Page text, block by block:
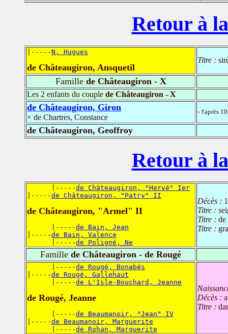
Retour à
|-----N, Hugues
de Châteaugiron, Ansquetil
Titre :
Famillede Châteaugiron - X
Les 2 enfants du couple de Châteaugiron - X
de Châteaugiron, Giron
× de Chartres, Constance
- †après
de Châteaugiron, Geoffroy
Retour à
      |-----
de Châteaugiron, "Hervé" Ier
|-----de Châteaugiron, "Patry" II
de Châteaugiron, "Armel" II
      |-----
de Bain, Jean
|-----de Bain, Valence
      |-----
de Poligné, Ne
Décès :
Titre :
Titre : de
Titre :
Famille de Châteaugiron - de Rougé
      |-----
de Rougé, Bonabés
|-----de Rougé, Gallehaut
      |-----
de L'Isle-Bouchard, Jeanne
de Rougé, Jeanne
      |-----
de Beaumanoir, "Jean" IV
|-----de Beaumanoir, Marguerite
      |-----
de Rohan, Marguerite
Décès :
Titre :